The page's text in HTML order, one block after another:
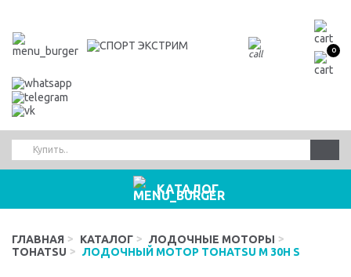
0
КАТАЛОГ
ГЛАВНАЯ КАТАЛОГ
ЛОДОЧНЫЕ МОТОРЫ
TOHATSU
ЛОДОЧНЫЙ МОТОР TOHATSU M 30H S